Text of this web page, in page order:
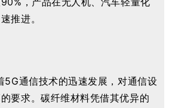
推进。
5G通信技术的迅速发展，对通信设
要求。碳纤维材料凭借其优异的